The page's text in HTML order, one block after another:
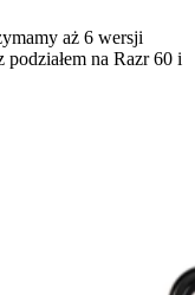
aż 6 wersji
na Razr 60 i